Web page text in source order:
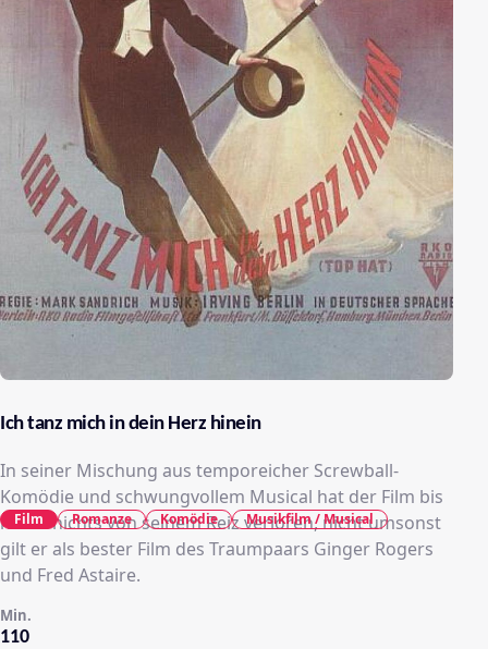
Ich tanz mich in dein Herz hinein
In seiner Mischung aus temporeicher Screwball-
Komödie und schwungvollem Musical hat der Film bis
heute nichts von seinem Reiz verloren, nicht umsonst
gilt er als bester Film des Traumpaars Ginger Rogers
und Fred Astaire.
110
Min.
Film Romanze Komödie Musikfilm / Musical